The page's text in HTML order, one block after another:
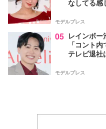
なしてる感
モデルプレス
05 レインボ
「コント
テレビ退社
モデルプレス